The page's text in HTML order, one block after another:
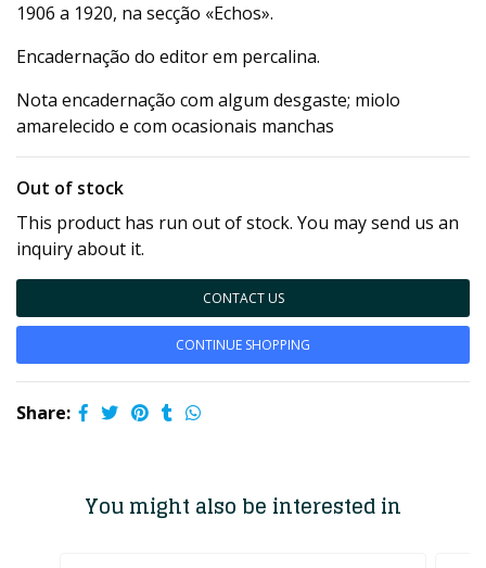
1906 a 1920, na secção «Echos».
Encadernação do editor em percalina.
Nota encadernação com algum desgaste; miolo
amarelecido e com ocasionais manchas
Out of stock
This product has run out of stock. You may send us an
inquiry about it.
CONTACT US
CONTINUE SHOPPING
Share:
You might also be interested in